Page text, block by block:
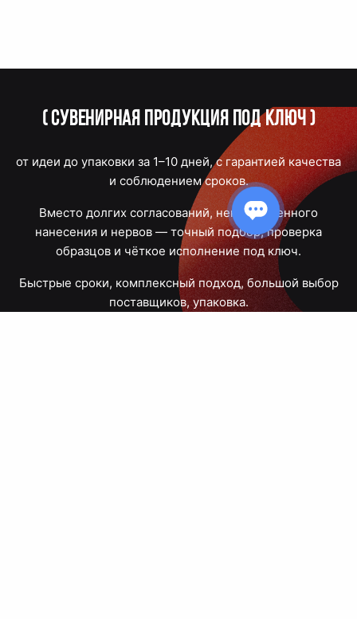
(Сувенирная продукция под ключ)
от идеи до упаковки за 1–10 дней, с гарантией качества
и соблюдением сроков.
Вместо долгих согласований, некачественного
нанесения и нервов — точный подбор, проверка
образцов и чёткое исполнение под ключ.
Быстрые сроки, комплексный подход, большой выбор
поставщиков, упаковка.